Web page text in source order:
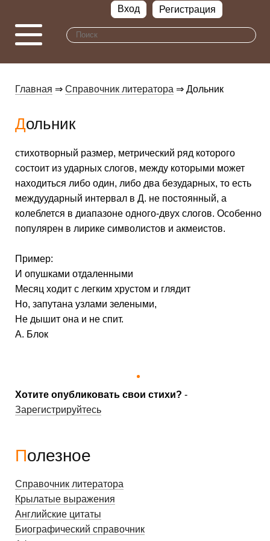
Вход Регистрация
Хотите опубликовать свои стихи? -
Зарегистрируйтесь
Главная ⇒ Справочник литератора ⇒ Дольник
Дольник
стихотворный размер, метрический ряд которого
состоит из ударных слогов, между которыми может
находиться либо один, либо два безударных, то есть
междуударный интервал в Д. не постоянный, а
колеблется в диапазоне одного-двух слогов. Особенно
популярен в лирике символистов и акмеистов.
Пример:
И опушками отдаленными
Месяц ходит с легким хрустом и глядит
Но, запутана узлами зелеными,
Не дышит она и не спит.
А. Блок
Полезное
Справочник литератора
Крылатые выражения
Английские цитаты
Биографический справочник